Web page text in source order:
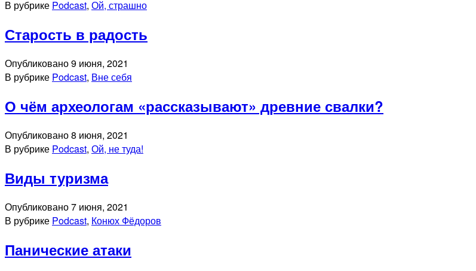
В рубрике Podcast, Ой, страшно
Старость в радость
Опубликовано9 июня, 2021
В рубрике Podcast, Вне себя
О чём археологам «рассказывают» древние свалки?
Опубликовано8 июня, 2021
В рубрике Podcast, Ой, не туда!
Виды туризма
Опубликовано7 июня, 2021
В рубрике Podcast, Конюх Фёдоров
Панические атаки